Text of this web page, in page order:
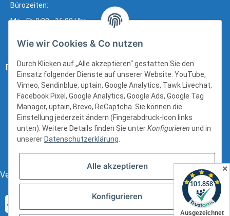
Bürozeiten:
Mo - Fr: 8:00 - 16:00 Uhr
Bezahlung:
Versand:
Wie wir Cookies & Co nutzen
Durch Klicken auf „Alle akzeptieren“ gestatten Sie den
Einsatz folgender Dienste auf unserer Website: YouTube,
Vimeo, Sendinblue, uptain, Google Analytics, Tawk Livechat,
Facebook Pixel, Google Analytics, Google Ads, Google Tag
Manager, uptain, Brevo, ReCaptcha. Sie können die
Einstellung jederzeit ändern (Fingerabdruck-Icon links
unten). Weitere Details finden Sie unterKonfigurieren und in
unserer Datenschutzerklärung.
Alle akzeptieren
Konfigurieren
✕